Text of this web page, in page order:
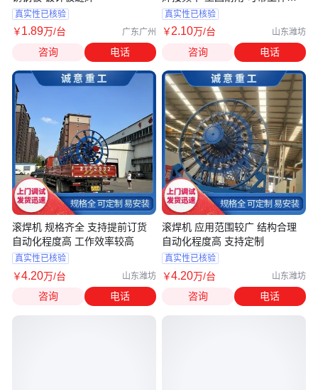
真实性已核验
￥1.89万/台 广东广州
咨询 电话
滚焊机 规格齐全 支持提前订货
自动化程度高 工作效率较高
真实性已核验
￥4.20万/台 山东潍坊
咨询 电话
机
真实性已核验
￥2.10万/台 山东潍坊
咨询 电话
滚焊机 应用范围较广 结构合理
自动化程度高 支持定制
真实性已核验
￥4.20万/台 山东潍坊
咨询 电话